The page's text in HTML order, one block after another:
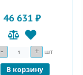
46 631 ₽
- Количество+ шт
В корзину